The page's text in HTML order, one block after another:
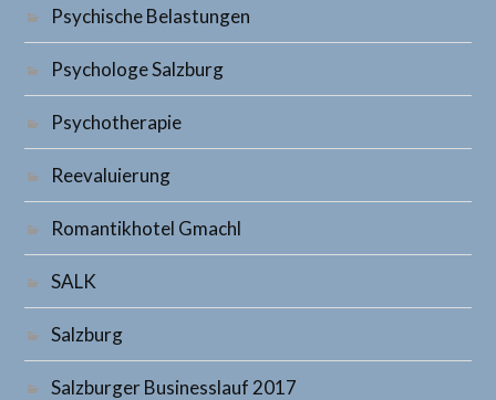
Psychische Belastungen
Psychologe Salzburg
Psychotherapie
Reevaluierung
Romantikhotel Gmachl
SALK
Salzburg
Salzburger Businesslauf 2017